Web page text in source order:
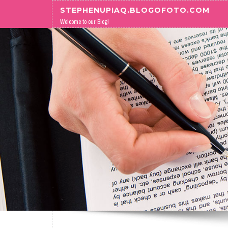
Skip to content STEPHENUPIAQ.BLOGOFOTO.COM
Welcome to our Blog!